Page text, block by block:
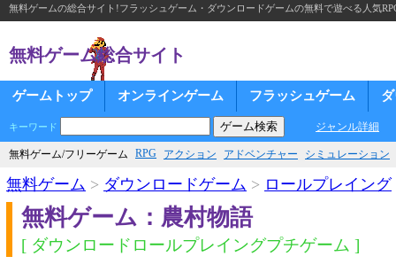
無料ゲームの総合サイト!フラッシュゲーム・ダウンロードゲームの無料で遊べる人気
無料ゲーム総合サイト
ゲームトップ オンラインゲーム フラッシュゲーム
キーワード ジャンル詳細
無料ゲーム/フリーゲーム RPG アクション アドベンチャー シミュレーション
無料ゲーム > ダウンロードゲーム > ロールプレイング
無料ゲーム：農村物語
[ ダウンロードロールプレイングプチゲーム ]